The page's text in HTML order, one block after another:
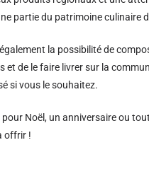
partie du patrimoine culinaire
la possibilité de
et de le faire livrer sur la
si vous le souhaitez.
pour Noël, un anniversaire ou
offrir !